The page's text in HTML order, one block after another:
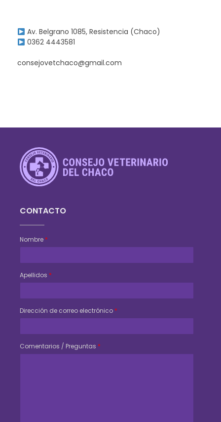
Av. Belgrano 1085, Resistencia (Chaco)
0362 4443581
consejovetchaco@gmail.com
CONTACTO
Nombre *
Apellidos *
Dirección de correo electrónico *
Comentarios / Preguntas *